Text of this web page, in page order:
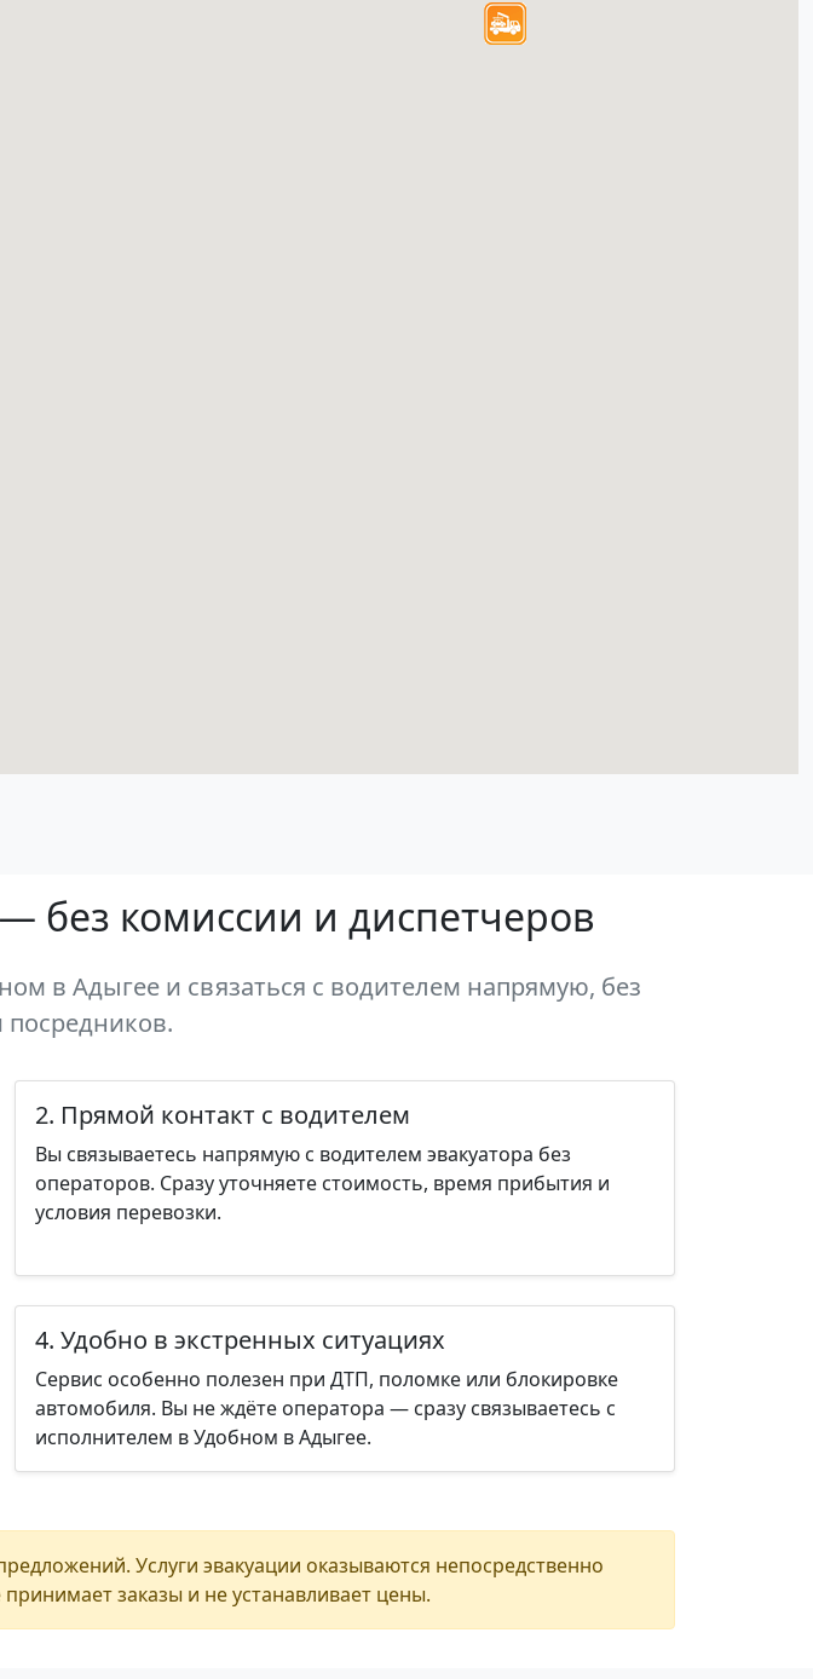
без комиссии и диспетчеров
в Адыгее и связаться с водителем напрямую, без
посредников.
2. Прямой контакт с водителем
Вы связываетесь напрямую с водителем эвакуатора без
операторов. Сразу уточняете стоимость, время прибытия и
условия перевозки.
4. Удобно в экстренных ситуациях
Сервис особенно полезен при ДТП, поломке или блокировке
автомобиля. Вы не ждёте оператора — сразу связываетесь с
исполнителем в Удобном в Адыгее.
Услуги эвакуации оказываются непосредственно
заказы и не устанавливает цены.